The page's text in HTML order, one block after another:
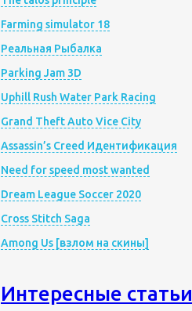
Farming simulator 18
Реальная Рыбалка
Parking Jam 3D
Uphill Rush Water Park Racing
Grand Theft Auto Vice City
Assassin’s Creed Идентификация
Need for speed most wanted
Dream League Soccer 2020
Cross Stitch Saga
Among Us [взлом на скины]
Интересные статьи